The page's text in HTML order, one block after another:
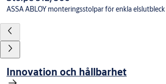
ASSA ABLOY monteringsstolpar för enkla
Innovation och hållbarhet